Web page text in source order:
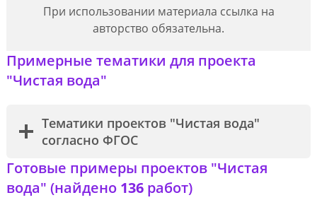
При использовании материала ссылка на
авторство обязательна.
Примерные тематики для проекта
"Чистая вода"
Тематики проектов "Чистая вода"
согласно ФГОС
Готовые примеры проектов "Чистая
вода" (найдено 136работ)